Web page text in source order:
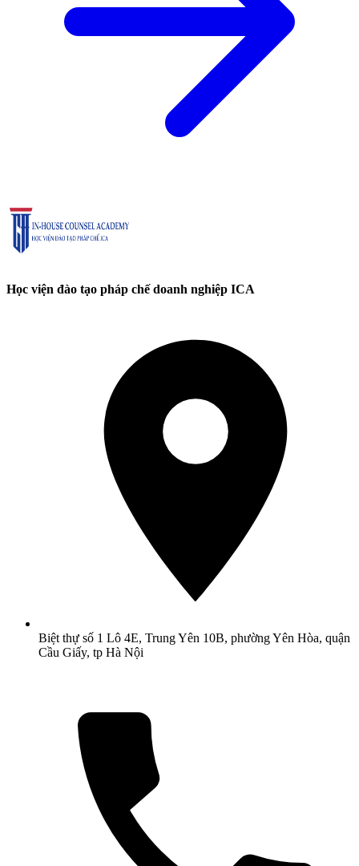
Học viện đào tạo pháp chế doanh nghiệp ICA
Biệt thự số 1 Lô 4E, Trung Yên 10B, phường Yên Hòa, quận
Cầu Giấy, tp Hà Nội